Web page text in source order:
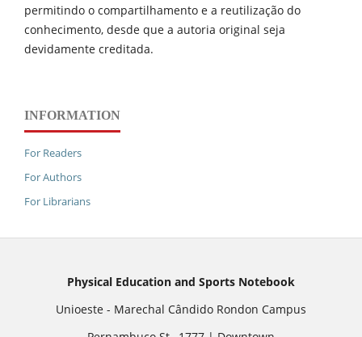
permitindo o compartilhamento e a reutilização do
conhecimento, desde que a autoria original seja
devidamente creditada.
INFORMATION
For Readers
For Authors
For Librarians
Physical Education and Sports Notebook
Unioeste - Marechal Cândido Rondon Campus